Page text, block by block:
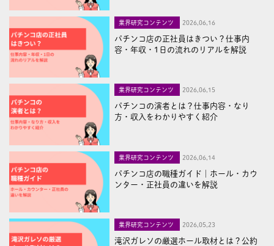
業界研究コンテンツ 2026,06,16
パチンコ店の正社員はきつい？仕事内
容・年収・1日の流れのリアルを解説
業界研究コンテンツ 2026,06,15
パチンコの演者とは？仕事内容・なり
方・収入をわかりやすく紹介
業界研究コンテンツ 2026,06,14
パチンコ店の職種ガイド｜ホール・カウ
ンター・正社員の違いを解説
業界研究コンテンツ 2026,05,23
滝沢ガレソの厳選ホール取材とは？公約